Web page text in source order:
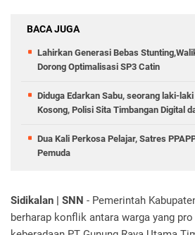
BACA JUGA
Lahirkan Generasi Bebas
Dorong Optimalisasi SP3 Catin
Diduga Edarkan Sabu, seorang laki-
Kosong, Polisi Sita Timbangan Digital
Dua Kali Perkosa Pelajar, Satres
Pemuda
Sidikalan | SNN - Pemerintah
berharap konflik antara warga yang